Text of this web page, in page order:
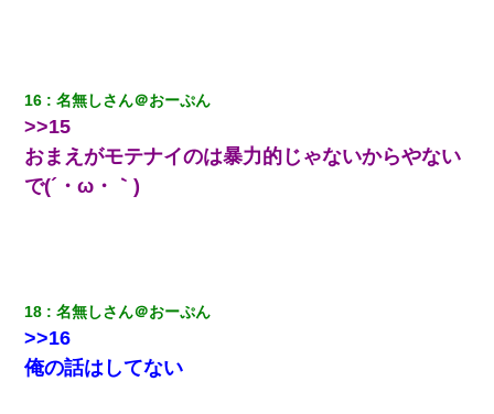
16 名無しさん＠おーぷん
>>15
おまえがモテナイのは暴力的じゃないからやない
で(´・ω・｀)
18 名無しさん＠おーぷん
>>16
俺の話はしてない